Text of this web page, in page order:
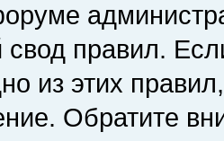
свод правил.
из этих
Обратите